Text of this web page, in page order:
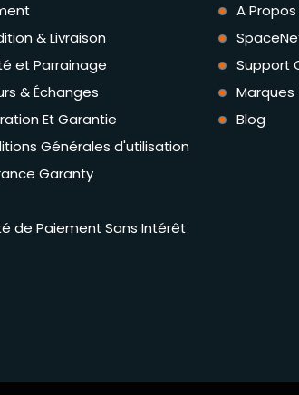
& Livraison
et Parrainage
& Échanges
Et Garantie
Générales d'utilisation
Garanty
de Paiement Sans Intérêt
A Propos
Support
Marques
Blog